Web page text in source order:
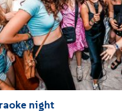
night